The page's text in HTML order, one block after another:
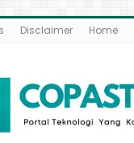
Disclaimer Home